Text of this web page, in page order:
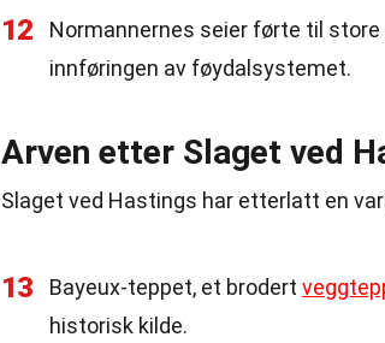
12
Normannernes seier førte til
innføringen av føydalsystemet.
Arven etter Slaget ved
Slaget ved Hastings har etterlatt en
13 Bayeux-teppet, et brodert
historisk kilde.